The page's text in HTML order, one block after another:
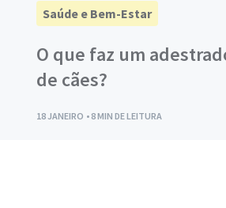
doméstica?
Saúde e Bem-Estar
O que faz um
de cães?
18 JANEIRO • 8 MIN DE LEITURA